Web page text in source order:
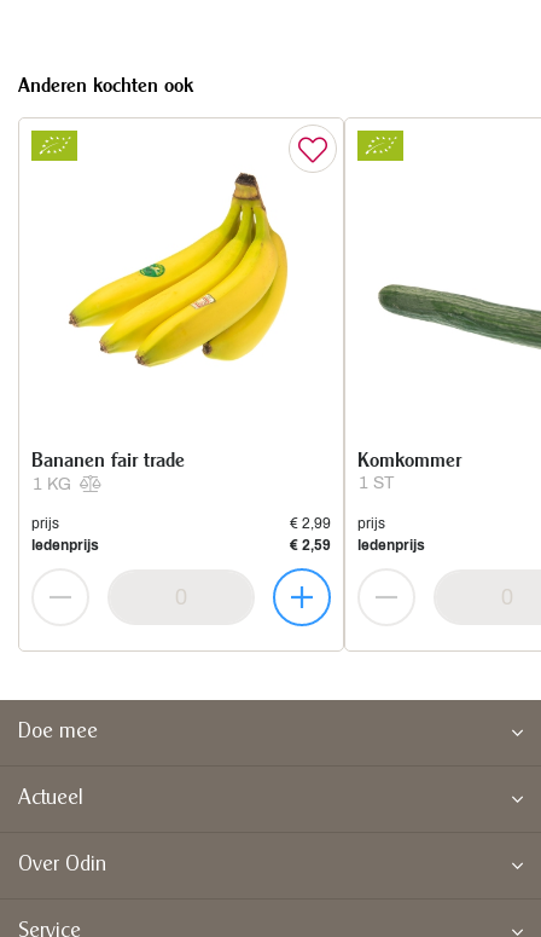
Anderen kochten ook
1 KG
Bananen fair trade
prijs
€ 2,99
ledenprijs
€ 2,59
1 ST
Komkommer
prijs
ledenprijs
Doe mee
Actueel
Over Odin
Service